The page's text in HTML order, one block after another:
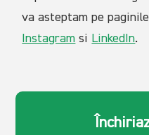
va asteptam pe
Instagram si LinkedIn.